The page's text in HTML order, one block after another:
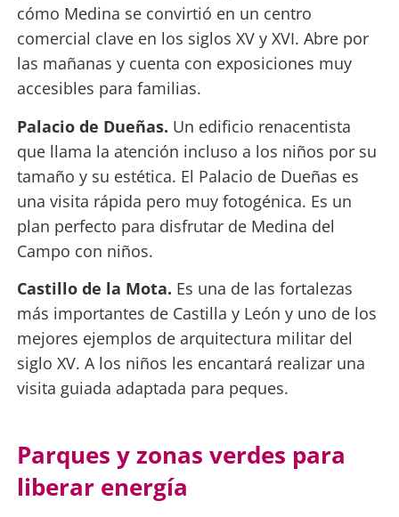
cómo Medina se convirtió en un centro
comercial clave en los siglos XV y XVI. Abre por
las mañanas y cuenta con exposiciones muy
accesibles para familias.
Palacio de Dueñas. Un edificio renacentista
que llama la atención incluso a los niños por su
tamaño y su estética. El Palacio de Dueñas es
una visita rápida pero muy fotogénica. Es un
plan perfecto para disfrutar de Medina del
Campo con niños.
Castillo de la Mota. Es una de las fortalezas
más importantes de Castilla y León y uno de los
mejores ejemplos de arquitectura militar del
siglo XV. A los niños les encantará realizar una
visita guiada adaptada para peques.
Parques y zonas verdes para
liberar energía